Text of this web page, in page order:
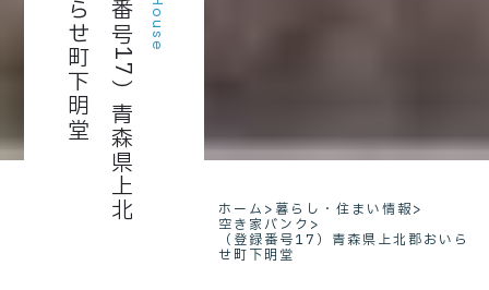
（
登
録
番
号
1
7
）
青
森
県
上
北
郡
お
い
ら
せ
町
下
明 ホーム > 暮らし・住まい情報>
空き家バンク >
（登録番号17）青森県上北郡おいら
せ町下明堂